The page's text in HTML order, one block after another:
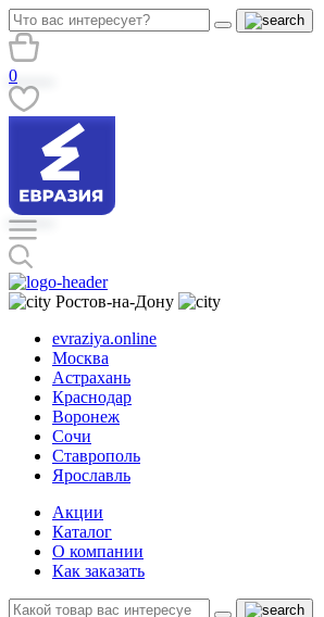
0
Ростов-на-Дону
evraziya.online
Москва
Астрахань
Краснодар
Воронеж
Сочи
Ставрополь
Ярославль
Акции
Каталог
О компании
Как заказать